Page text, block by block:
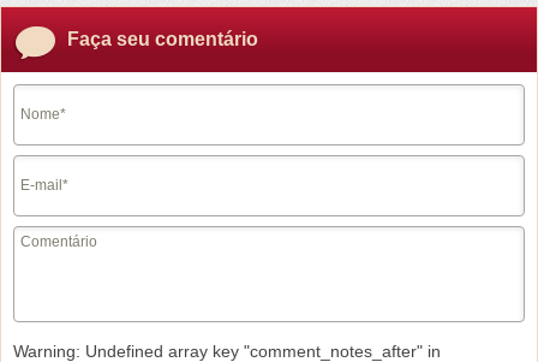
Faça seu comentário
Warning: Undefined array key "comment_notes_after" in